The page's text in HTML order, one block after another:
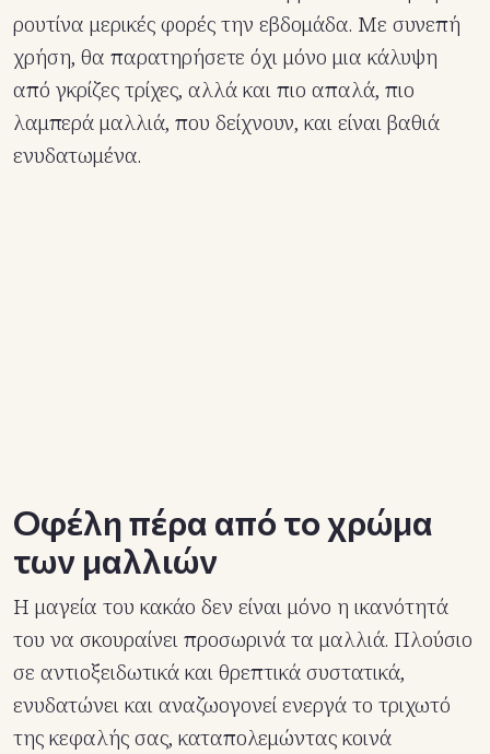
ρουτίνα μερικές φορές την εβδομάδα. Με συνεπή
χρήση, θα παρατηρήσετε όχι μόνο μια κάλυψη
από γκρίζες τρίχες, αλλά και πιο απαλά, πιο
λαμπερά μαλλιά, που δείχνουν, και είναι βαθιά
ενυδατωμένα.
Οφέλη πέρα ​​από το χρώμα
των μαλλιών
Η μαγεία του κακάο δεν είναι μόνο η ικανότητά
του να σκουραίνει προσωρινά τα μαλλιά. Πλούσιο
σε αντιοξειδωτικά και θρεπτικά συστατικά,
ενυδατώνει και αναζωογονεί ενεργά το τριχωτό
της κεφαλής σας, καταπολεμώντας κοινά